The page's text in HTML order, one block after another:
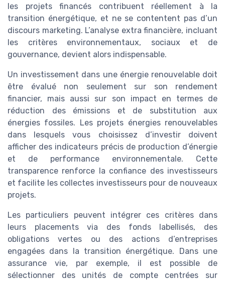
les projets financés contribuent réellement à la
transition énergétique, et ne se contentent pas d’un
discours marketing. L’analyse extra financière, incluant
les critères environnementaux, sociaux et de
gouvernance, devient alors indispensable.
Un investissement dans une énergie renouvelable doit
être évalué non seulement sur son rendement
financier, mais aussi sur son impact en termes de
réduction des émissions et de substitution aux
énergies fossiles. Les projets énergies renouvelables
dans lesquels vous choisissez d’investir doivent
afficher des indicateurs précis de production d’énergie
et de performance environnementale. Cette
transparence renforce la confiance des investisseurs
et facilite les collectes investisseurs pour de nouveaux
projets.
Les particuliers peuvent intégrer ces critères dans
leurs placements via des fonds labellisés, des
obligations vertes ou des actions d’entreprises
engagées dans la transition énergétique. Dans une
assurance vie, par exemple, il est possible de
sélectionner des unités de compte centrées sur